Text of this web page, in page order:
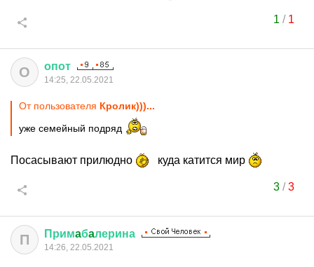
1 / 1
О опот
14:25, 22.05.2021
От пользователя Кролик)))...
уже семейный подряд
Посасывают прилюдно куда катится мир
3/3
П Примaбaлерина
14:26, 22.05.2021